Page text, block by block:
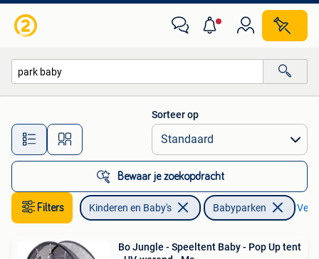
Alle afstanden…
Sorteer op
Bewaar je zoekopdracht
Filters Kinderen en Baby's Babyparken
Bo Jungle - Speeltent Baby - Pop Up tent